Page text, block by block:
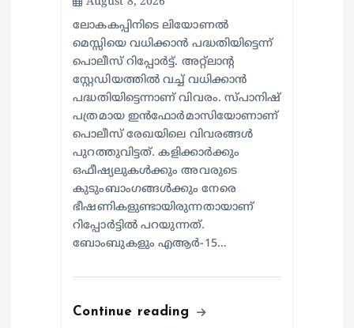
ലോകകപ്പിനിടെ ലിയോണൽ
മെസ്സിയെ വധിക്കാൻ പദ്ധതിയിട്ടെന്ന്
പൊലീസ് റിപ്പോർട്ട്. അറ്റ്‌ലാന്റ
സ്റ്റേഡിയത്തിൽ വച്ച് വധിക്കാൻ
പദ്ധതിയിട്ടെന്നാണ് വിവരം. സ്പാനിഷ്
പത്രമായ ഇൻഫോർമാസിയോണാണ്
പൊലീസ് രേഖയിലെ വിവരങ്ങൾ
പുറത്തുവിട്ടത്. കളിക്കാർക്കും
ഒഫീഷ്യലുകൾക്കും അവരുടെ
കുടുംബാംഗങ്ങൾക്കും നേരെ
ഭീഷണികളുണ്ടായിരുന്നതായാണ്
റിപ്പോർട്ടിൽ പറയുന്നത്.
ബോംബുകളും എആർ-15…
Continue reading